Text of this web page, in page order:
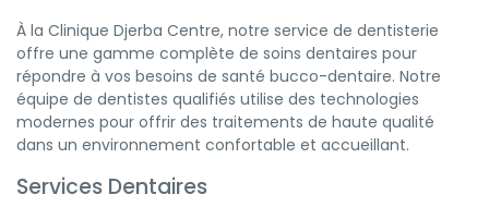
À la Clinique Djerba Centre, notre service de dentisterie
offre une gamme complète de soins dentaires pour
répondre à vos besoins de santé bucco-dentaire. Notre
équipe de dentistes qualifiés utilise des technologies
modernes pour offrir des traitements de haute qualité
dans un environnement confortable et accueillant.
Services Dentaires